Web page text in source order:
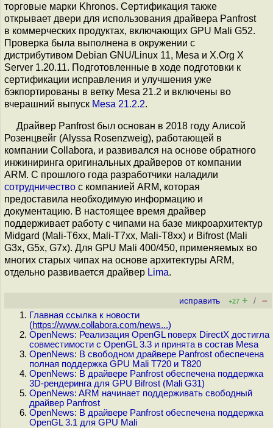
торговые марки Khronos. Сертификация также
открывает двери для использования драйвера Panfrost
в коммерческих продуктах, включающих GPU Mali G52.
Проверка была выполнена в окружении с
дистрибутивом Debian GNU/Linux 11, Mesa и X.Org X
Server 1.20.11. Подготовленные в ходе подготовки к
сертификации исправления и улучшения уже
бэкпортированы в ветку Mesa 21.2 и включены во
вчерашний выпуск Mesa 21.2.2.
Драйвер Panfrost был основан в 2018 году Алисой
Розенцвейг (Alyssa Rosenzweig), работающей в
компании Collabora, и развивался на основе обратного
инжиниринга оригинальных драйверов от компании
ARM. С прошлого года разработчики наладили
сотрудничество с компанией ARM, которая
предоставила необходимую информацию и
документацию. В настоящее время драйвер
поддерживает работу с чипами на базе микроархитектур
Midgard (Mali-T6xx, Mali-T7xx, Mali-T8xx) и Bifrost (Mali
G3x, G5x, G7x). Для GPU Mali 400/450, применяемых во
многих старых чипах на основе архитектуры ARM,
отдельно развивается драйвер Lima.
исправить +27 + / –
Главная ссылка к новости
(https://www.collabora.com/news...)
OpenNews: Реализация OpenGL поверх DirectX достигла
совместимости с OpenGL 3.3 и принята в состав Mesa
OpenNews: В свободном драйвере Panfrost обеспечена
полная поддержка GPU Mali T720 и T820
OpenNews: В драйвере Panfrost обеспечена поддержка
3D-рендеринга для GPU Bifrost (Mali G31)
OpenNews: ARM начинает поддерживать свободный
драйвер Panfrost
OpenNews: В драйвере Panfrost обеспечена поддержка
OpenGL 3.1 для GPU Mali